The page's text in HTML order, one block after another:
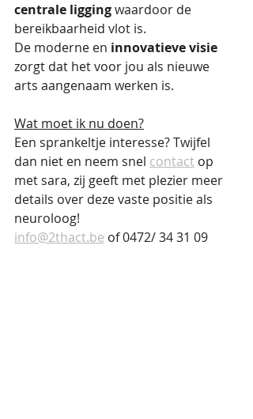
centrale ligging waardoor de
bereikbaarheid vlot is.
De moderne en innovatieve visie
zorgt dat het voor jou als nieuwe
arts aangenaam werken is.
Wat moet ik nu doen?
Een sprankeltje interesse? Twijfel
dan niet en neem snel contact op
met sara, zij geeft met plezier meer
details over deze vaste positie als
neuroloog!
info@2thact.be of 0472/ 34 31 09